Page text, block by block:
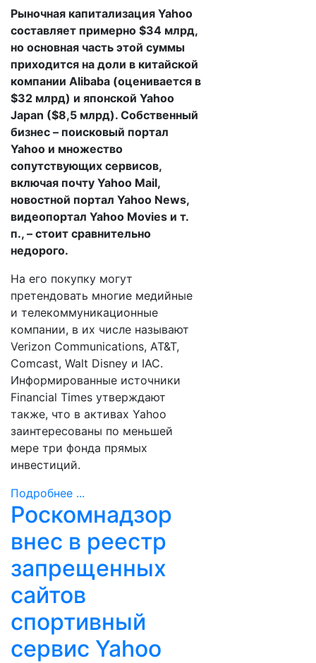
Рыночная капитализация Yahoo
составляет примерно $34 млрд,
но основная часть этой суммы
приходится на доли в китайской
компании Alibaba (оценивается в
$32 млрд) и японской Yahoo
Japan ($8,5 млрд). Собственный
бизнес – поисковый портал
Yahoo и множество
сопутствующих сервисов,
включая почту Yahoo Mail,
новостной портал Yahoo News,
видеопортал Yahoo Movies и т.
п., – стоит сравнительно
недорого.
На его покупку могут
претендовать многие медийные
и телекоммуникационные
компании, в их числе называют
Verizon Communications, AT&T,
Comcast, Walt Disney и IAC.
Информированные источники
Financial Times утверждают
также, что в активах Yahoo
заинтересованы по меньшей
мере три фонда прямых
инвестиций.
Подробнее ...
Роскомнадзор
внес в реестр
запрещенных
сайтов
спортивный
сервис Yahoo